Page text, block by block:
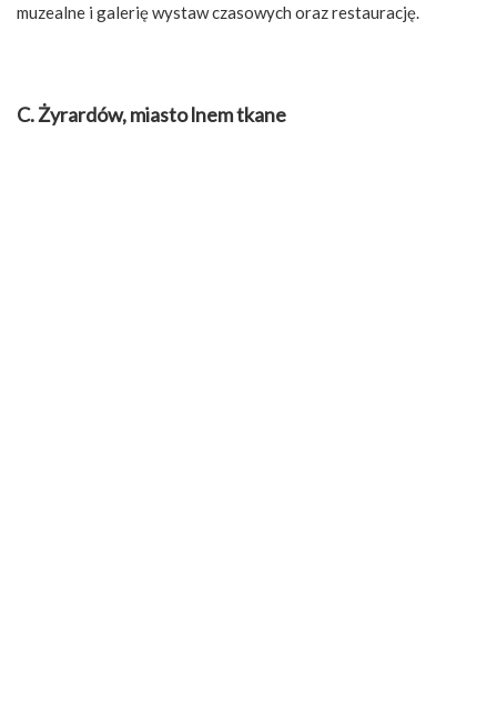
muzealne i galerię wystaw czasowych oraz restaurację.
C. Żyrardów, miasto lnem tkane